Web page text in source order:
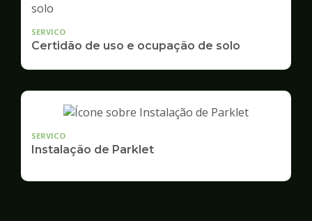
SERVICO
Certidão de uso e ocupação de solo
SERVICO
Instalação de Parklet